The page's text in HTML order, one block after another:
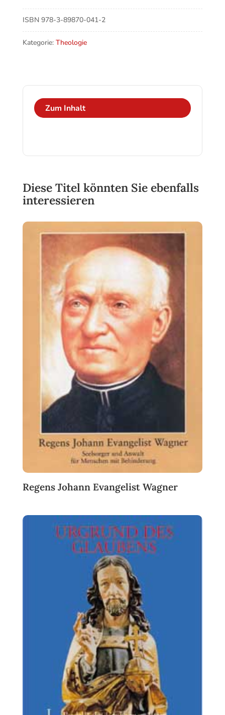
Heilige
für
unsere
Zeit
ISBN 978-3-89870-041-2
Kategorie: Theologie
Zum Inhalt
Diese Titel könnten Sie ebenfalls
interessieren
Regens Johann Evangelist Wagner